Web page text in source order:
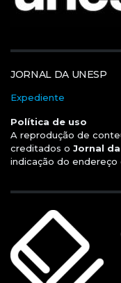
JORNAL DA UNESP
Expediente
Política de uso
A reprodução de
creditados o Jornal
indicação do endereço